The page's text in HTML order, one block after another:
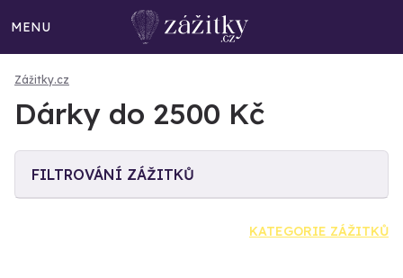
MENU
Zážitky.cz
Dárky do 2500 Kč
FILTROVÁNÍ ZÁŽITKŮ
KATEGORIE ZÁŽITKŮ